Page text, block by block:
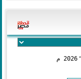
2026 م